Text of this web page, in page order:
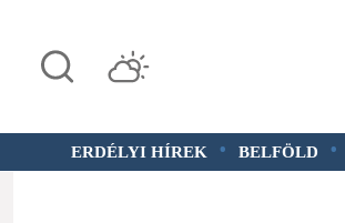
ERDÉLYI HÍREK • BELFÖLD •